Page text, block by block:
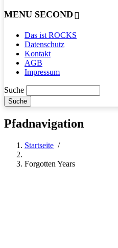
MENU SECOND
Das ist ROCKS
Datenschutz
Kontakt
AGB
Impressum
Suche
Pfadnavigation
Startseite /
Forgotten Years